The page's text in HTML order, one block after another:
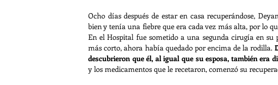
Ocho días después de estar en casa recuperándose,
bien y tenía una fiebre que era cada vez más alta, por lo
En el Hospital fue sometido a una segunda cirugía en
más corto, ahora había quedado por encima de la rodilla.
descubrieron que él, al igual que su esposa, también era
y los medicamentos que le recetaron, comenzó su